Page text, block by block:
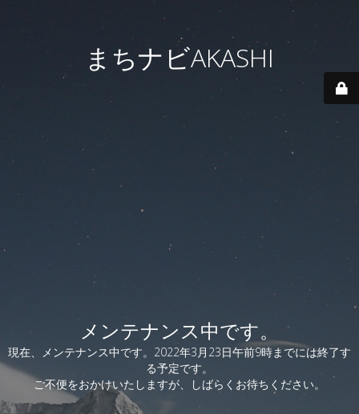
まちナビAKASHI
メンテナンス中です。
現在、メンテナンス中です。2022年3月23日午前9時までには終了す
る予定です。
ご不便をおかけいたしますが、しばらくお待ちください。